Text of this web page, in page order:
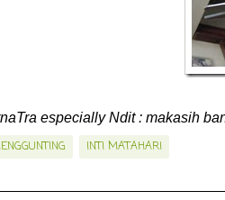
especially Ndit : makasih
INTI MATAHARI